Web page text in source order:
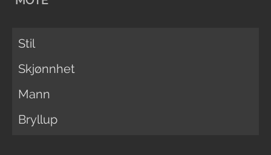
Stil
Skjønnhet
Mann
Bryllup